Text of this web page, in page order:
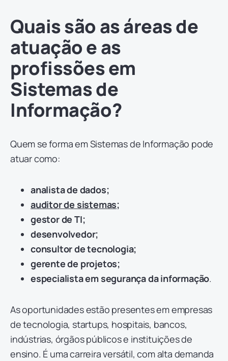
Quais são as áreas de
atuação e as
profissões em
Sistemas de
Informação?
Quem se forma em Sistemas de Informação pode
atuar como:
analista de dados;
auditor de sistemas;
gestor de TI;
desenvolvedor;
consultor de tecnologia;
gerente de projetos;
especialista em segurança da informação.
As oportunidades estão presentes em empresas
de tecnologia, startups, hospitais, bancos,
indústrias, órgãos públicos e instituições de
ensino. É uma carreira versátil, com alta demanda